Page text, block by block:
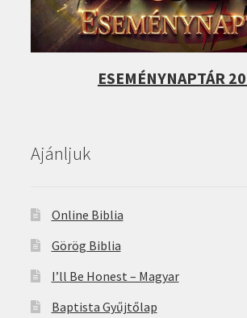
ESEMÉNYNAPTÁR
Ajánljuk
Online Biblia
Görög Biblia
I’ll Be Honest – Magyar
Baptista Gyűjtőlap